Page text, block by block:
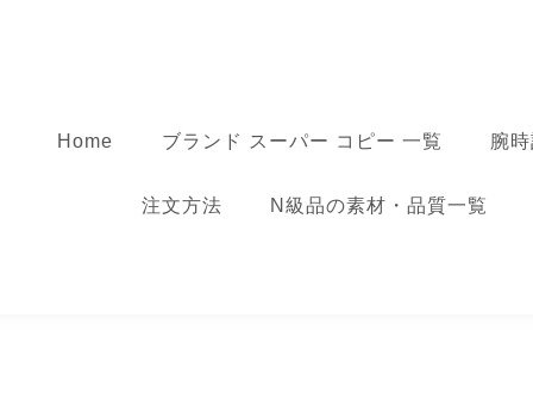
Home ブランド スーパー コピー 一覧 腕
注文方法 N級品の素材・品質一覧